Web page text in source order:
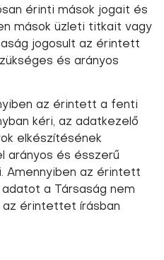
érinti mások jogait és
mások üzleti titkait vagy
jogosult az érintett
és arányos
az érintett a fenti
kéri, az adatkezelő
elkészítésének
arányos és ésszerű
Amennyiben az érintett
a Társaság nem
az érintettet írásban